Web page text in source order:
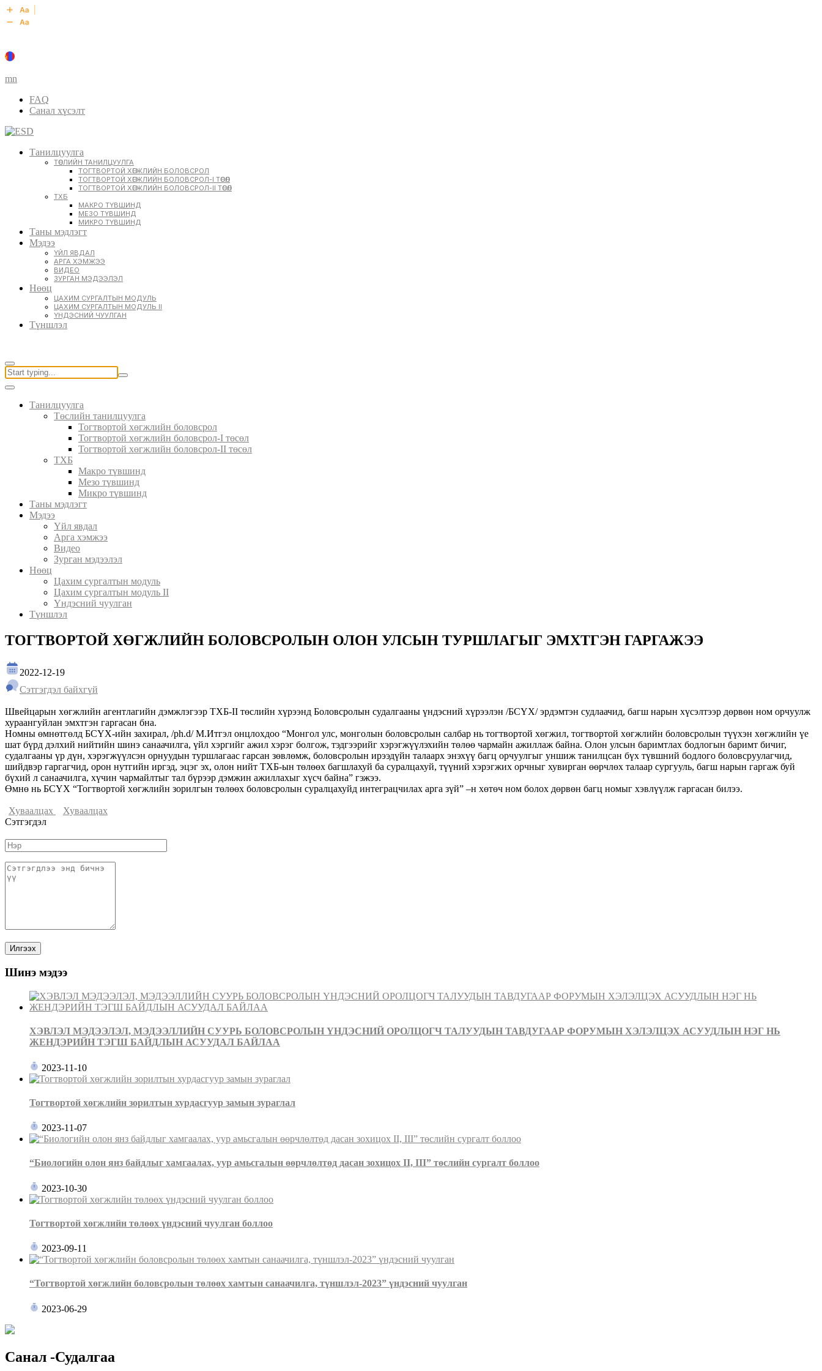
mn
FAQ
Санал хүсэлт
Танилцуулга
ТӨСЛИЙН ТАНИЛЦУУЛГА
ТОГТВОРТОЙ ХӨГЖЛИЙН БОЛОВСРОЛ
ТОГТВОРТОЙ ХӨГЖЛИЙН БОЛОВСРОЛ-I ТӨСӨЛ
ТОГТВОРТОЙ ХӨГЖЛИЙН БОЛОВСРОЛ-II ТӨСӨЛ
ТХБ
МАКРО ТҮВШИНД
МЕЗО ТҮВШИНД
МИКРО ТҮВШИНД
Таны мэдлэгт
Мэдээ
ҮЙЛ ЯВДАЛ
АРГА ХЭМЖЭЭ
ВИДЕО
ЗУРГАН МЭДЭЭЛЭЛ
Нөөц
ЦАХИМ СУРГАЛТЫН МОДУЛЬ
ЦАХИМ СУРГАЛТЫН МОДУЛЬ II
ҮНДЭСНИЙ ЧУУЛГАН
Түншлэл
Танилцуулга
Төслийн танилцуулга
Тогтвортой хөгжлийн боловсрол
Тогтвортой хөгжлийн боловсрол-I төсөл
Тогтвортой хөгжлийн боловсрол-II төсөл
ТХБ
Макро түвшинд
Мезо түвшинд
Микро түвшинд
Таны мэдлэгт
Мэдээ
Үйл явдал
Арга хэмжээ
Видео
Зурган мэдээлэл
Нөөц
Цахим сургалтын модуль
Цахим сургалтын модуль II
Үндэсний чуулган
Түншлэл
ТОГТВОРТОЙ ХӨГЖЛИЙН БОЛОВСРОЛЫН ОЛОН УЛСЫН ТУРШЛАГЫГ ЭМХТГЭН ГАРГАЖЭЭ
2022-12-19
Сэтгэгдэл байхгүй
Швейцарын хөгжлийн агентлагийн дэмжлэгээр ТХБ-II төслийн хүрээнд Боловсролын судалгааны үндэсний хүрээлэн /БСҮХ/ эрдэмтэн судлаачид, багш нарын хүсэлтээр дөрвөн ном орчуулж
хураангуйлан эмхтгэн гаргасан бна.
Номны өмнөтгөлд БСҮХ-ийн захирал, /ph.d/ М.Итгэл онцлохдоо “Монгол улс, монголын боловсролын салбар нь тогтвортой хөгжил, тогтвортой хөгжлийн боловсролын түүхэн хөгжлийн үе
шат бүрд дэлхий нийтийн шинэ санаачилга, үйл хэргийг ажил хэрэг болгож, тэдгээрийг хэрэгжүүлэхийн төлөө чармайн ажиллаж байна. Олон улсын баримтлах бодлогын баримт бичиг,
судалгааны үр дүн, хэрэгжүүлсэн орнуудын туршлагаас гарсан зөвлөмж, боловсролын ирээдүйн талаарх энэхүү багц орчуулгыг уншиж танилцсан бүх түвшний бодлого боловсруулагчид,
шийдвэр гаргагчид, орон нутгийн иргэд, эцэг эх, олон нийт ТХБ-ын төлөөх багшлахуй ба суралцахуй, түүний хэрэгжих орчныг хувирган өөрчлөх талаар сургууль, багш нарын гаргаж буй
бүхий л санаачилга, хүчин чармайлтыг тал бүрээр дэмжин ажиллахыг хүсч байна” гэжээ.
Өмнө нь БСҮХ “Тогтвортой хөгжлийн зорилгын төлөөх боловсролын суралцахуйд интеграцчилах арга зүй” –н хөтөч ном болох дөрвөн багц номыг хэвлүүлж гаргасан билээ.
Хуваалцах
Хуваалцах
Сэтгэгдэл
Шинэ мэдээ
ХЭВЛЭЛ МЭДЭЭЛЭЛ, МЭДЭЭЛЛИЙН СУУРЬ БОЛОВСРОЛЫН ҮНДЭСНИЙ ОРОЛЦОГЧ ТАЛУУДЫН ТАВДУГААР ФОРУМЫН ХЭЛЭЛЦЭХ АСУУДЛЫН НЭГ НЬ
ЖЕНДЭРИЙН ТЭГШ БАЙДЛЫН АСУУДАЛ БАЙЛАА
2023-11-10
Тогтвортой хөгжлийн зорилтын хурдасгуур замын зураглал
2023-11-07
“Биологийн олон янз байдлыг хамгаалах, уур амьсгалын өөрчлөлтөд дасан зохицох II, III” төслийн сургалт боллоо
2023-10-30
Тогтвортой хөгжлийн төлөөх үндэсний чуулган боллоо
2023-09-11
“Тогтвортой хөгжлийн боловсролын төлөөх хамтын санаачилга, түншлэл-2023” үндэсний чуулган
2023-06-29
Санал -Судалгаа